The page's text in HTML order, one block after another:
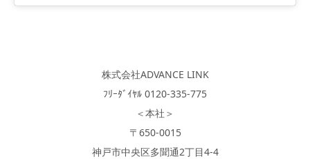
株式会社ADVANCE LINK
ﾌﾘｰﾀﾞｲﾔﾙ 0120-335-775
＜本社＞
〒650-0015
神戸市中央区多聞通2丁目4-4